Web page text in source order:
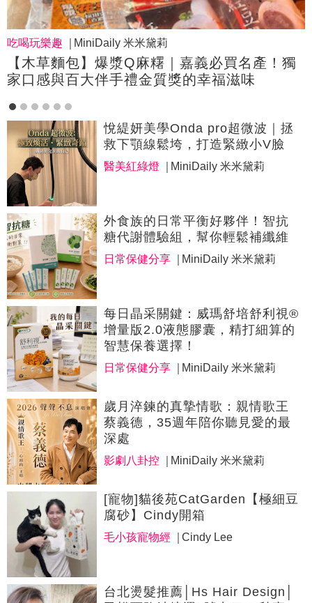
吃喝玩樂趣 MiniDaily 米米黛莉
【木草麵包】爆漿Q麻糬｜嘉義必買名產！獨
家口感與百大伴手禮金質獎的幸福滋味
悅緹妍美學Onda pro超微波｜拯
救下顎線鬆垮，打造緊緻小V臉
醫美紅綠燈 MiniDaily 米米黛莉
外食族的日常平衡好夥伴！智抗
糖代謝體驗組，幫你輕鬆補纖維
日常保健分享 MiniDaily 米米黛莉
每日晶采關鍵：威瑪舒培舒利視®
增量版2.0液態膠囊，精打細算的
智慧保養選擇！
日常保健分享 MiniDaily 米米黛莉
歲月淬鍊的真摯情歌：親情歌王
蔡義德，35週年陪你聽見愛的最
深處
影劇八卦控 MiniDaily 米米黛莉
[寵物]貓後苑CatGarden【極細豆
腐砂】Cindy開箱
毛小孩寵物經 Cindy Lee
台北燙髮推薦│Hs Hair Design│